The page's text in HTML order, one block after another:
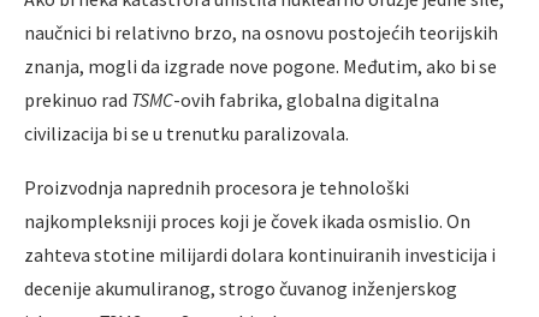
naučnici bi relativno brzo, na osnovu postojećih teorijskih
znanja, mogli da izgrade nove pogone. Međutim, ako bi se
prekinuo rad TSMC-ovih fabrika, globalna digitalna
civilizacija bi se u trenutku paralizovala.
Proizvodnja naprednih procesora je tehnološki
najkompleksniji proces koji je čovek ikada osmislio. On
zahteva stotine milijardi dolara kontinuiranih investicija i
decenije akumuliranog, strogo čuvanog inženjerskog